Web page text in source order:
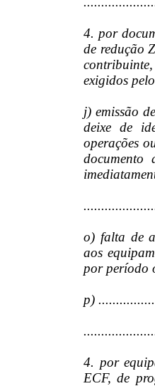
4. por
de redução
exigidos
j) emissão
deixe de
operações
o) falta de
aos
por período
p)
4. por
ECF, de